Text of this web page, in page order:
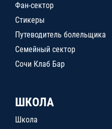
Фан-сектор
Стикеры
Путеводитель болельщика
Семейный сектор
Сочи Клаб Бар
ШКОЛА
Школа